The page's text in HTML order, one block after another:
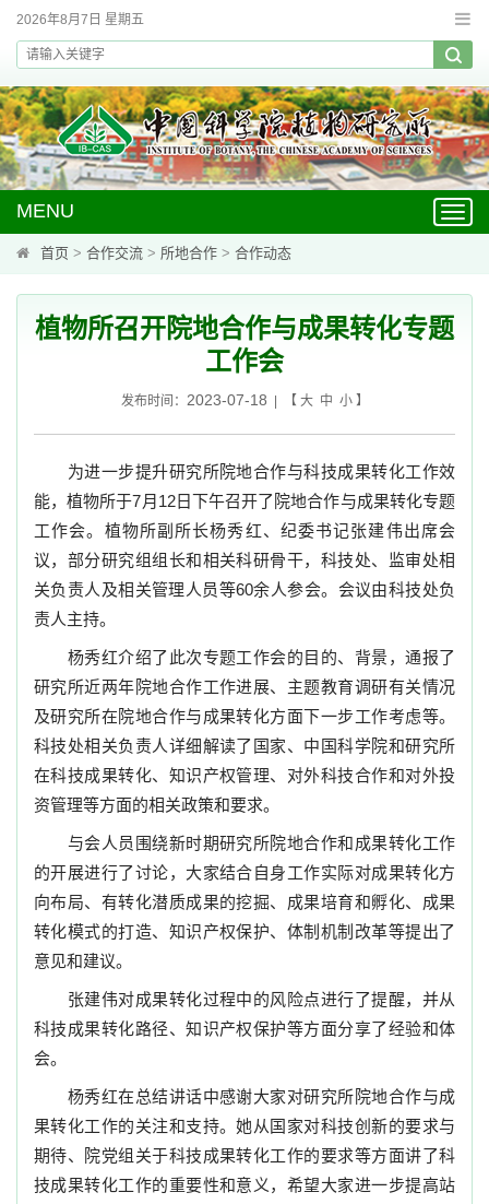
2026年8月7日 星期五
MENU
首页 > 合作交流 > 所地合作 > 合作动态
植物所召开院地合作与成果转化专题
工作会
发布时间： 2023-07-18 | 【 大 中 小】
为进一步提升研究所院地合作与科技成果转化工作效
能，植物所于7月 12日下午召开了院地合作与成果转化专题
工作会。植物所副所长杨秀红、纪委书记张建伟出席会
议，部分研究组组长和相关科研骨干，科技处、监审处相
关负责人及相关管理人员等60余人参会。会议由科技处负
责人主持。
杨秀红介绍了此次专题工作会的目的、背景，通报了
研究所近两年院地合作工作进展、主题教育调研有关情况
及研究所在院地合作与成果转化方面下一步工作考虑等。
科技处相关负责人详细解读了国家、中国科学院和研究所
在科技成果转化、知识产权管理、对外科技合作和对外投
资管理等方面的相关政策和要求。
与会人员围绕新时期研究所院地合作和成果转化工作
的开展进行了讨论，大家结合自身工作实际对成果转化方
向布局、有转化潜质成果的挖掘、成果培育和孵化、成果
转化模式的打造、知识产权保护、体制机制改革等提出了
意见和建议。
张建伟对成果转化过程中的风险点进行了提醒，并从
科技成果转化路径、知识产权保护等方面分享了经验和体
会。
杨秀红在总结讲话中感谢大家对研究所院地合作与成
果转化工作的关注和支持。她从国家对科技创新的要求与
期待、院党组关于科技成果转化工作的要求等方面讲了科
技成果转化工作的重要性和意义，希望大家进一步提高站